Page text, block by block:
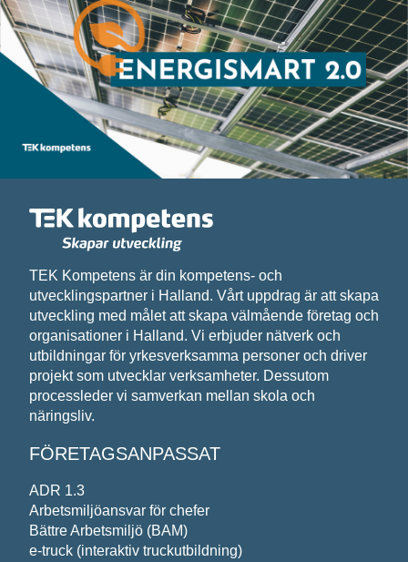
TEK Kompetens är din kompetens- och
utvecklingspartner i Halland. Vårt uppdrag är att skapa
utveckling med målet att skapa välmående företag och
organisationer i Halland. Vi erbjuder nätverk och
utbildningar för yrkesverksamma personer och driver
projekt som utvecklar verksamheter. Dessutom
processleder vi samverkan mellan skola och
näringsliv.
FÖRETAGSANPASSAT
ADR 1.3
Arbetsmiljöansvar för chefer
Bättre Arbetsmiljö (BAM)
e-truck (interaktiv truckutbildning)
Skriv till oss om vad du har för behov och
önskemål, så återkommer vi med svar.
Förnamn*
Efternamn*
Epost*
Meddelande*
Vi behandlar dina personuppgifter i enlighet med